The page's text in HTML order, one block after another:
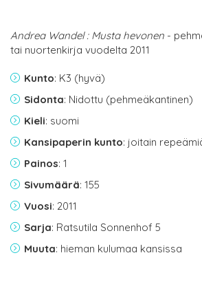
Andrea Wandel : Musta hevonen -
tai nuortenkirja vuodelta 2011
Kunto: K3 (hyvä)
Sidonta: Nidottu (pehmeäkantinen)
Kieli: suomi
Kansipaperin kunto: joitain
Painos: 1
Sivumäärä: 155
Vuosi: 2011
Sarja: Ratsutila Sonnenhof 5
Muuta: hieman kulumaa kansissa